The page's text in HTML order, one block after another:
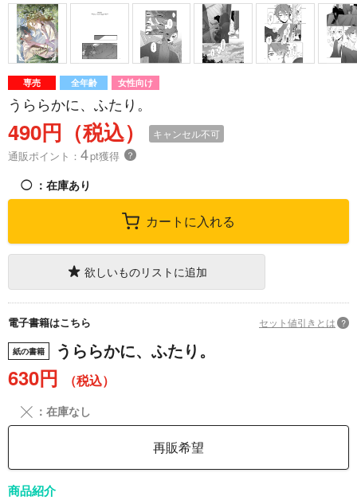
専売 全年齢 女性向け
うららかに、ふたり。
490円（税込） キャンセル不可
通販ポイント： 4pt獲得 ？
◯ ：在庫あり
カートに入れる
欲しいものリストに追加
電子書籍はこちら セット値引きとは ?
紙の書籍 うららかに、ふたり。
630円 （税込）
╳ ：在庫なし
再販希望
商品紹介